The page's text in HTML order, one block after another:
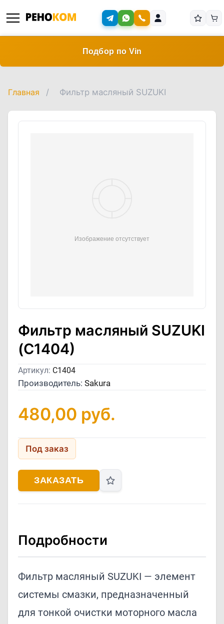
Подбор по Vin
Главная / Фильтр масляный SUZUKI
Фильтр масляный SUZUKI
(C1404)
Артикул: C1404
Производитель: Sakura
480,00 руб.
Под заказ
ЗАКАЗАТЬ
Подробности
Фильтр масляный SUZUKI — элемент
системы смазки, предназначенный
для тонкой очистки моторного масла